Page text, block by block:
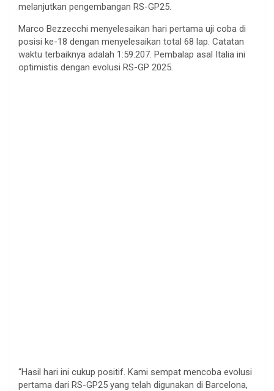
melanjutkan pengembangan RS-GP25.
Marco Bezzecchi menyelesaikan hari pertama uji coba di
posisi ke-18 dengan menyelesaikan total 68 lap. Catatan
waktu terbaiknya adalah 1:59.207. Pembalap asal Italia ini
optimistis dengan evolusi RS-GP 2025.
“Hasil hari ini cukup positif. Kami sempat mencoba evolusi
pertama dari RS-GP25 yang telah digunakan di Barcelona,